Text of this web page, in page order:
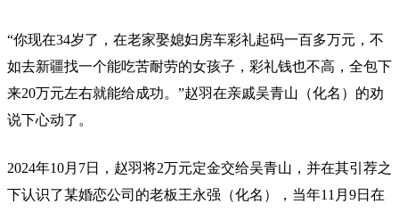
“你现在34岁了，在老家娶媳妇房车彩礼起码一百多万元，不
如去新疆找一个能吃苦耐劳的女孩子，彩礼钱也不高，全包下
来20万元左右就能给成功。”赵羽在亲戚吴青山（化名）的劝
说下心动了。
2024年10月7日，赵羽将2万元定金交给吴青山，并在其引荐之
下认识了某婚恋公司的老板王永强（化名），当年11月9日在